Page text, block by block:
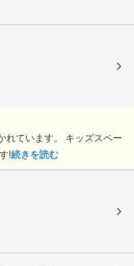
れています。 キッズスペー
!続きを読む